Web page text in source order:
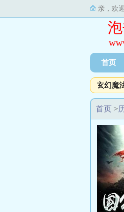
亲，欢
首页
玄幻魔
首页 >